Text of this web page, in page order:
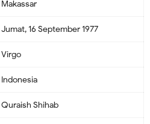
Makassar
Jumat, 16 September 1977
Virgo
Indonesia
Quraish Shihab